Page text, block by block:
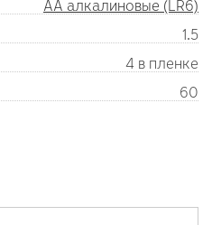
AA алкалиновые (LR6)
1.5
4 в пленке
60